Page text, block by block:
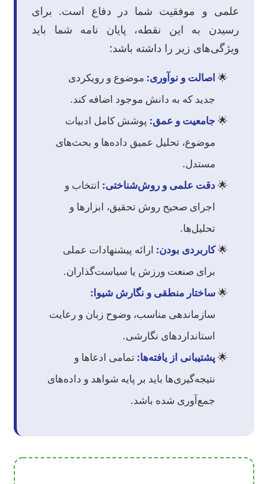
علمی و موفقیت شما در دفاع است. برای
رسیدن به این نقطه، پایان نامه شما باید
ویژگی‌های زیر را داشته باشد:
اصالت و نوآوری: موضوع و رویکردی
جدید که به دانش موجود اضافه کند.
جامعیت و عمق: پوشش کامل ادبیات
موضوع، تحلیل عمیق داده‌ها و بحث‌های
مستدل.
دقت علمی و روش‌شناختی: انتخاب و
اجرای صحیح روش تحقیق، ابزارها و
تحلیل‌ها.
کاربردی بودن: ارائه پیشنهادات عملی
برای صنعت ورزش یا سیاست‌گذاران.
ساختار منطقی و نگارش شیوا:
سازماندهی مناسب، وضوح زبان و رعایت
استانداردهای نگارشی.
پشتیبانی از یافته‌ها: تمامی ادعاها و
نتیجه‌گیری‌ها باید بر پایه شواهد و داده‌های
جمع‌آوری شده باشد.